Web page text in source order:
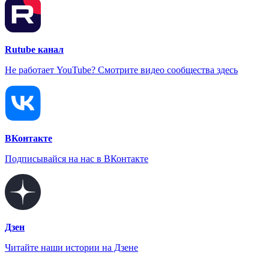
Rutube канал
Не работает YouTube? Смотрите видео сообщества здесь
ВКонтакте
Подписывайся на нас в ВКонтакте
Дзен
Читайте наши истории на Дзене